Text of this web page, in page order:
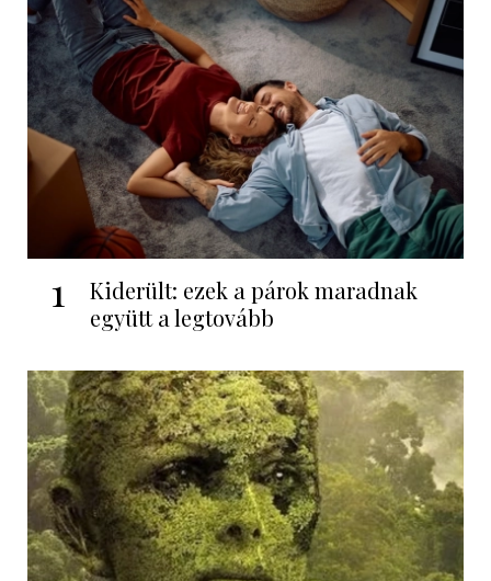
1
Kiderült: ezek a párok maradnak
együtt a legtovább